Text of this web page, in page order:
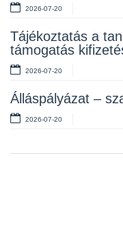
2026-07-20
Tájékoztatás a
támogatás
2026-07-20
Álláspályázat –
2026-07-20
Álláspályázat –
2026-07-06